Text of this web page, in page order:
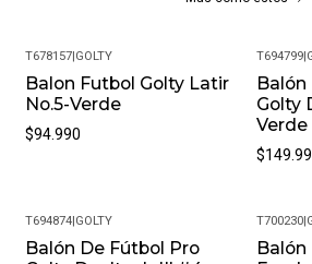
T678157|GOLTY
Balon Futbol Golty Latir
No.5-Verde
$94.990
T694799|
Golty
Verde
T694874|GOLTY
Balón De Fútbol Pro
T700230|
Balón